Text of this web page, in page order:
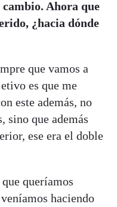
cambio. Ahora que
¿hacia dónde
que vamos a
es que me
este además, no
sino que además
ese era el doble
queríamos
haciendo